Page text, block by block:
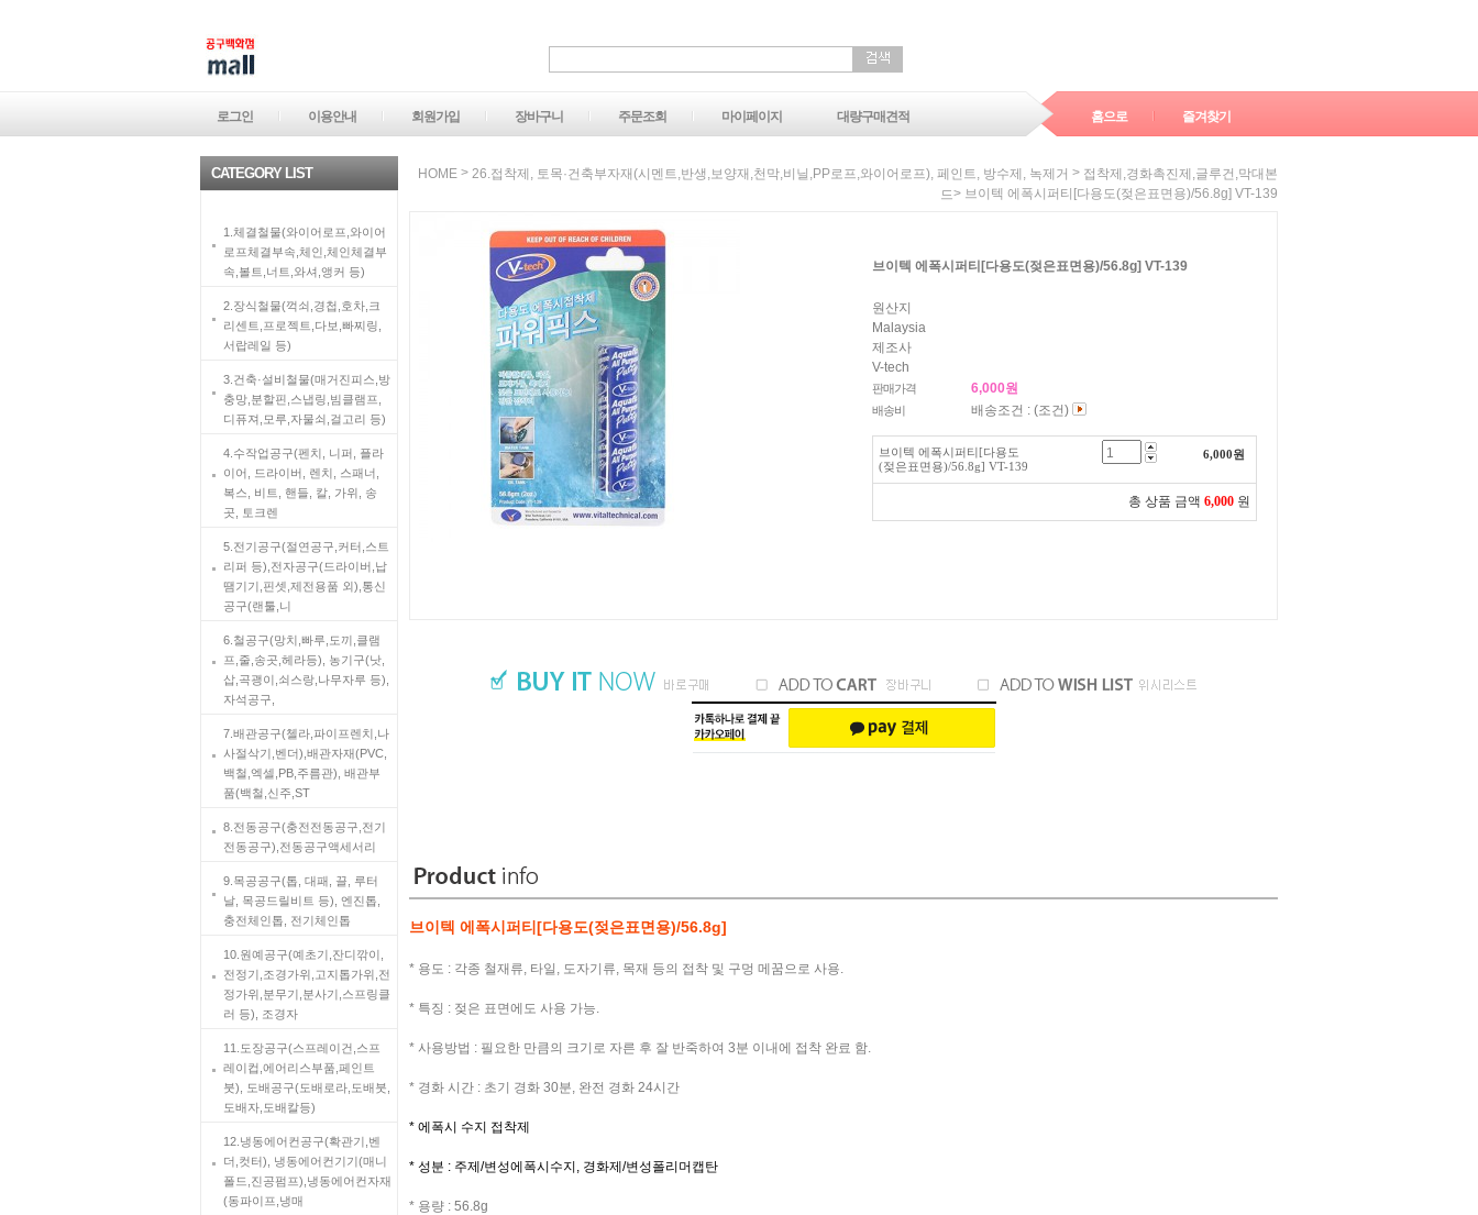
로그인 이용안내 회원가입 장바구니 주문조회 마이페이지 대량구매견적 홈으로 즐겨찾기
CATEGORY LIST
1.체결철물(와이어로프,와이어
로프체결부속,체인,체인체결부
속,볼트,너트,와셔,앵커 등)
2.장식철물(꺽쇠,경첩,호차,크
리센트,프로젝트,다보,빠찌링,
서랍레일 등)
3.건축·설비철물(매거진피스,방
충망,분할핀,스냅링,빔클램프,
디퓨져,모루,자물쇠,걸고리 등)
4.수작업공구(펜치, 니퍼, 플라
이어, 드라이버, 렌치, 스패너,
복스, 비트, 핸들, 칼, 가위, 송
곳, 토크렌
5.전기공구(절연공구,커터,스트
리퍼 등),전자공구(드라이버,납
땜기기,핀셋,제전용품 외),통신
공구(랜툴,니
6.철공구(망치,빠루,도끼,클램
프,줄,송곳,헤라등), 농기구(낫,
삽,곡괭이,쇠스랑,나무자루 등),
자석공구,
7.배관공구(첼라,파이프렌치,나
사절삭기,벤더),배관자재(PVC,
백철,엑셀,PB,주름관), 배관부
품(백철,신주,ST
8.전동공구(충전전동공구,전기
전동공구),전동공구액세서리
9.목공공구(톱, 대패, 끌, 루터
날, 목공드릴비트 등), 엔진톱,
충전체인톱, 전기체인톱
10.원예공구(예초기,잔디깎이,
전정기,조경가위,고지톱가위,전
정가위,분무기,분사기,스프링클
러 등), 조경자
11.도장공구(스프레이건,스프
레이컵,에어리스부품,페인트
붓), 도배공구(도배로라,도배붓,
도배자,도배칼등)
12.냉동에어컨공구(확관기,벤
더,컷터), 냉동에어컨기기(매니
폴드,진공펌프),냉동에어컨자재
(동파이프,냉매
HOME > 26.접착제, 토목·건축부자재(시멘트,반생,보양재,천막,비닐,PP로프,와이어로프), 페인트, 방수제, 녹제거 > 접착제,경화촉진제,글루건,막대본
드> 브이텍 에폭시퍼티[다용도(젖은표면용)/56.8g] VT-139
브이텍 에폭시퍼티[다용도(젖은표면용)/56.8g] VT-139
원산지
Malaysia
제조사
V-tech
판매가격 6,000원
배송비 배송조건 : (조건)
브이텍 에폭시퍼티[다용도
(젖은표면용)/56.8g] VT-139
6,000원
총 상품 금액 6,000 원
브이텍 에폭시퍼티[다용도(젖은표면용)/56.8g]
* 용도 : 각종 철재류, 타일, 도자기류, 목재 등의 접착 및 구멍 메꿈으로 사용.
* 특징 : 젖은 표면에도 사용 가능.
* 사용방법 : 필요한 만큼의 크기로 자른 후 잘 반죽하여 3분 이내에 접착 완료 함.
* 경화 시간 : 초기 경화 30분, 완전 경화 24시간
* 에폭시 수지 접착제
* 성분 : 주제/변성에폭시수지, 경화제/변성폴리머캡탄
* 용량 : 56.8g